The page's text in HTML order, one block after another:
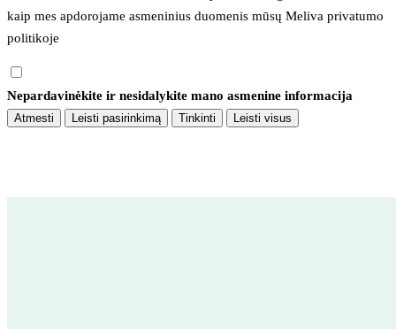
kaip mes apdorojame asmeninius duomenis mūsų Meliva privatumo
politikoje
Nepardavinėkite ir nesidalykite mano asmenine informacija
Atmesti Leisti pasirinkimą Tinkinti Leisti visus